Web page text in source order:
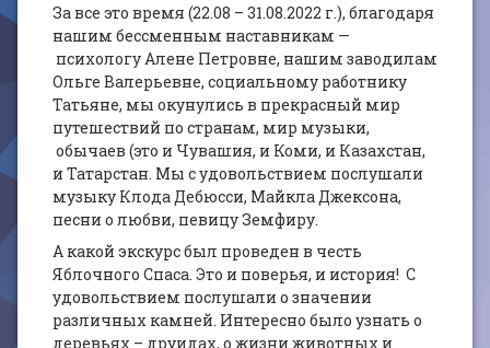
За все это время (22.08 – 31.08.2022 г.), благодаря
нашим бессменным наставникам —
психологу Алене Петровне, нашим заводилам
Ольге Валерьевне, социальному работнику
Татьяне, мы окунулись в прекрасный мир
путешествий по странам, мир музыки,
обычаев (это и Чувашия, и Коми, и Казахстан,
и Татарстан. Мы с удовольствием послушали
музыку Клода Дебюсси, Майкла Джексона,
песни о любви, певицу Земфиру.
А какой экскурс был проведен в честь
Яблочного Спаса. Это и поверья, и история! С
удовольствием послушали о значении
различных камней. Интересно было узнать о
деревьях – друидах, о жизни животных и